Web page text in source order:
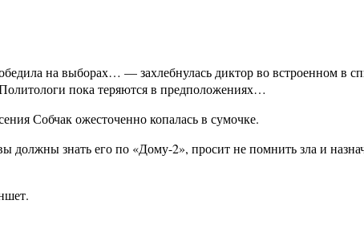
на выборах… — захлебнулась диктор во встроенном в
пока теряются в предположениях…
Собчак ожесточенно копалась в сумочке.
должны знать его по «Дому-2», просит не помнить зла и